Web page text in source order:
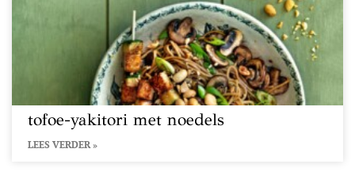
tofoe-yakitori met noedels
LEES VERDER »